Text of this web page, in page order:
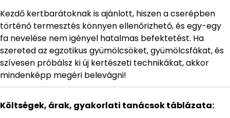
Kezdő kertbarátoknak is ajánlott, hiszen a cserépben
történő termesztés könnyen ellenőrizhető, és egy-egy
fa nevelése nem igényel hatalmas befektetést. Ha
szereted az egzotikus gyümölcsöket, gyümölcsfákat, és
szívesen próbálsz ki új kertészeti technikákat, akkor
mindenképp megéri belevágni!
Költségek, árak, gyakorlati tanácsok táblázata: